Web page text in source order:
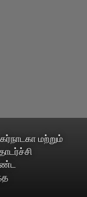
மற்றும்